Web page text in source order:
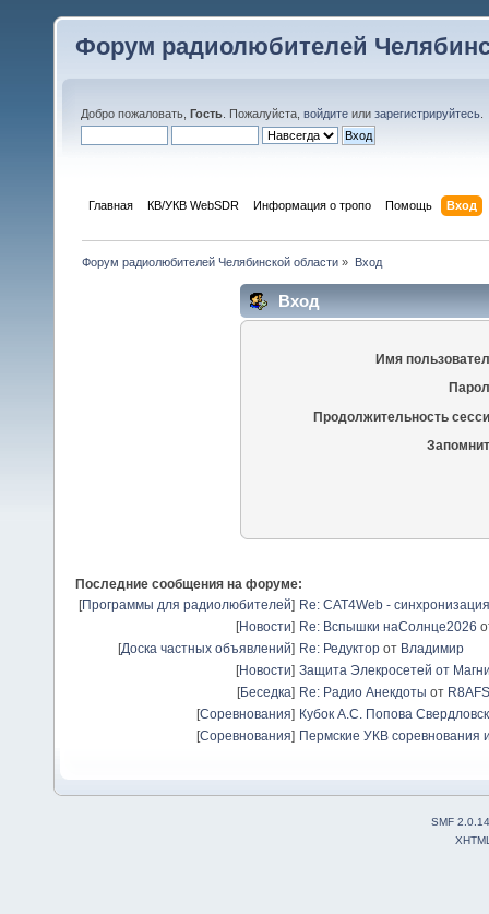
Форум радиолюбителей
Добро пожаловать, Гость . Пожалуйста, войдите или зарегистрируйтесь
Главная КВ/УКВ WebSDR Информация о тропо Помощь Вход
Форум радиолюбителей Челябинской области » Вход
Вход
Имя
Продолжительность
Последние сообщения на форуме:
[Программы для радиолюбителей] Re: CAT4Web -
[Новости] Re: Вспышки наСолнце2026
[Доска частных объявлений] Re: Редуктор от Владимир
[Новости] Защита Элекросетей от
[Беседка] Re: Радио Анекдоты от R8AFS
[Соревнования] Кубок А.С. Попова
[Соревнования] Пермские УКВ соревнования
SMF 2.0.14